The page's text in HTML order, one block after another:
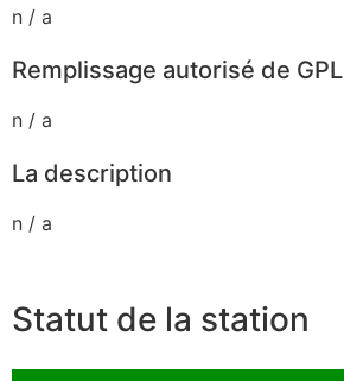
n / a
Remplissage autorisé de GPL
n / a
La description
n / a
Statut de la station